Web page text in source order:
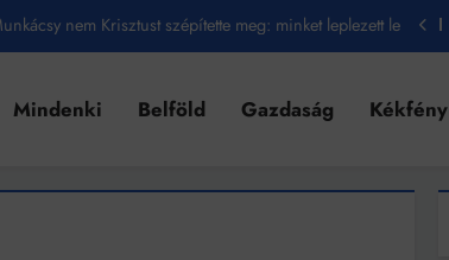
nem Krisztust szépítette meg: minket leplezett le
Amikor a Tetris boldogabbá tesz, mint a szerelem
Mindenki Belföld Gazdaság Kékfény